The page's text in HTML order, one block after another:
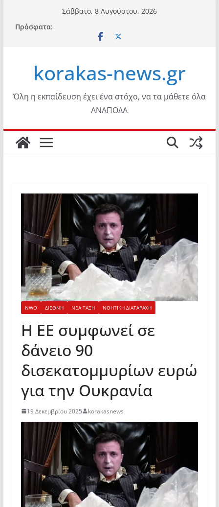
περιεχόμενο
Σάββατο, 8 Αυγούστου, 2026
Πρόσφατα:
korakas-news.gr
Όλη η εκπαίδευση έχει ένα στόχο, να τα μάθετε όλα
ΑΝΑΠΟΔΑ
NWO ΔΙΕΘΝΗ ΝΕΑ ΤΑΞΗ ΝΟΗΤΙΚΗ ΔΙΑΤΑΡΑΧΗ
Η ΕΕ συμφωνεί σε
δάνειο 90
δισεκατομμυρίων ευρώ
για την Ουκρανία
19 Δεκεμβρίου 2025 korakasnews